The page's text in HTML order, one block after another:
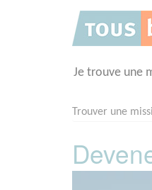
Je trouve une
Trouver une